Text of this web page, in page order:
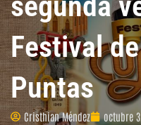
Festival
Puntas
Cristhian Méndez octubre